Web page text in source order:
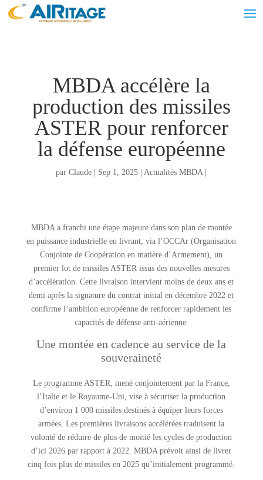
MBDA accélère la
production des missiles
ASTER pour renforcer
la défense européenne
parClaude Sep 1, 2025 |Actualités MBDA|
MBDA a franchi une étape majeure dans son plan de montée
en puissance industrielle en livrant, via l’OCCAr (Organisation
Conjointe de Coopération en matière d’Armement), un
premier lot de missiles ASTER issus des nouvelles mesures
d’accélération. Cette livraison intervient moins de deux ans et
demi après la signature du contrat initial en décembre 2022 et
confirme l’ambition européenne de renforcer rapidement les
capacités de défense anti-aérienne.
Une montée en cadence au service de la
souveraineté
Le programme ASTER, mené conjointement par la France,
l’Italie et le Royaume-Uni, vise à sécuriser la production
d’environ 1 000 missiles destinés à équiper leurs forces
armées. Les premières livraisons accélérées traduisent la
volonté de réduire de plus de moitié les cycles de production
d’ici 2026 par rapport à 2022. MBDA prévoit ainsi de livrer
cinq fois plus de missiles en 2025 qu’initialement programmé.